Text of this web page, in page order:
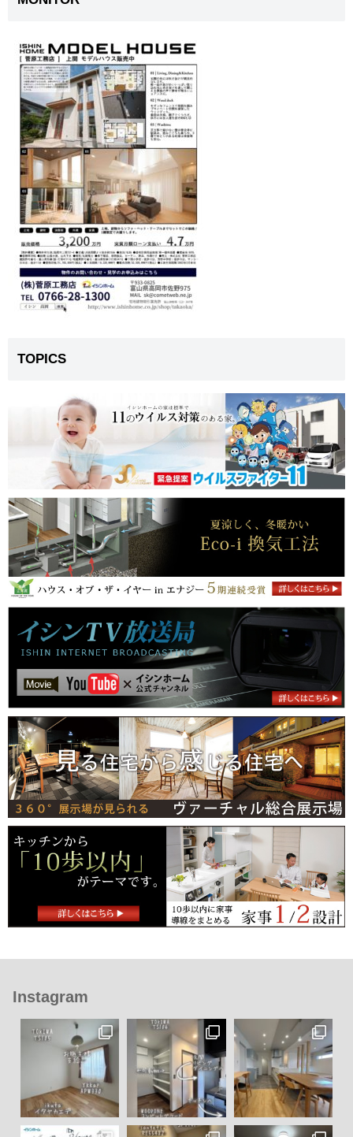
TOPICS
Instagram